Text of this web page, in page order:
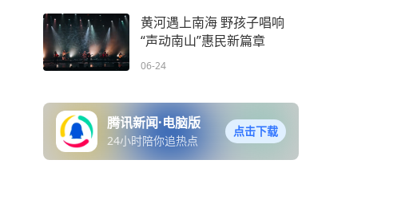
黄河遇上南海 野孩子唱响
“声动南山”惠民新篇章
06-24
腾讯新闻·电脑版
24小时陪你追热点
点击下载